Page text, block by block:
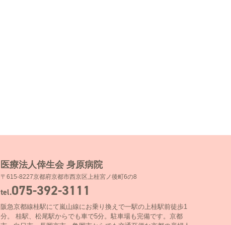
医療法人倖生会 身原病院
〒615-8227京都府京都市西京区上桂宮ノ後町6の8
tel.075-392-3111
阪急京都線桂駅にて嵐山線にお乗り換えで一駅の上桂駅前徒歩1
分。 桂駅、松尾駅からでも車で5分。駐車場も完備です。京都